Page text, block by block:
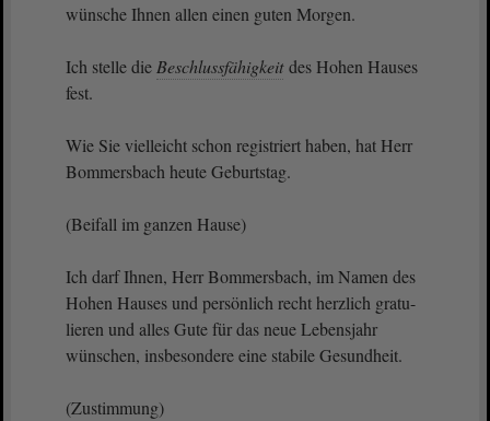
wünsche Ihnen allen einen guten Morgen.
Ich stelle die Beschlussfähigkeit des Hohen Hauses
fest.
Wie Sie vielleicht schon registriert haben, hat Herr
Bommersbach heute Geburtstag.
(Beifall im ganzen Hause)
Ich darf Ihnen, Herr Bommersbach, im Namen des
Hohen Hauses und persönlich recht herzlich gratu-
lieren und alles Gute für das neue Lebensjahr
wünschen, insbesondere eine stabile Gesundheit.
(Zustimmung)